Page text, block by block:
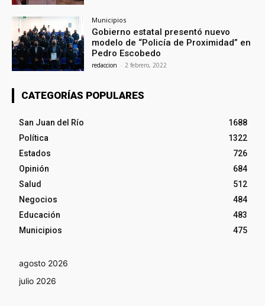
Municipios
Gobierno estatal presentó nuevo
modelo de “Policía de Proximidad” en
Pedro Escobedo
redaccion - 2 febrero, 2022
CATEGORÍAS POPULARES
San Juan del Río
1688
Política
1322
Estados
726
Opinión
684
Salud
512
Negocios
484
Educación
483
Municipios
475
agosto 2026
julio 2026